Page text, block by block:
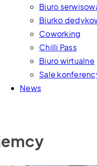
Biuro
Biurko
Coworking
Chilli Pass
Biuro wirtualne
Sale
News